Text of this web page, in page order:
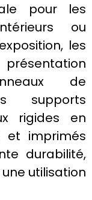
pour les
ou
les
de
supports
rigides en
et imprimés
durabilité,
utilisation